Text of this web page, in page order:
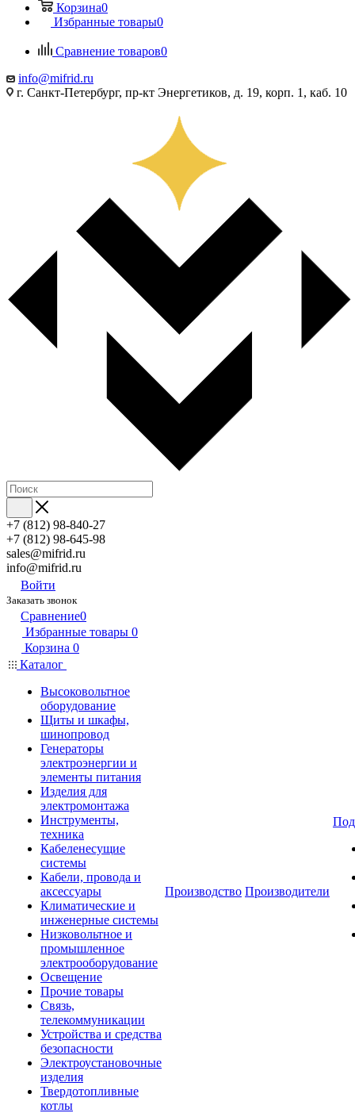
Корзина0
Избранные товары0
Сравнение товаров0
info@mifrid.ru
г. Санкт-Петербург, пр-кт Энергетиков, д. 19, корп. 1, каб. 10
+7 (812) 98-840-27
+7 (812) 98-645-98
sales@mifrid.ru
info@mifrid.ru
Войти
Заказать звонок
Сравнение0
Избранные товары 0
Корзина 0
Каталог
Высоковольтное
оборудование
Щиты и шкафы,
шинопровод
Генераторы
электроэнергии и
элементы питания
Изделия для
электромонтажа
Инструменты,
техника
Кабеленесущие
системы
Кабели, провода и
аксессуары
Климатические и
инженерные системы
Низковольтное и
промышленное
электрооборудование
Освещение
Прочие товары
Связь,
телекоммуникации
Устройства и средства
безопасности
Электроустановочные
изделия
Твердотопливные
котлы
Производство Производители